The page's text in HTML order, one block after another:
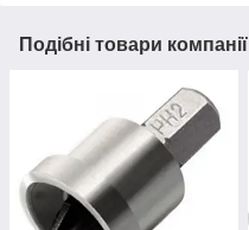
Подібні товари компанії